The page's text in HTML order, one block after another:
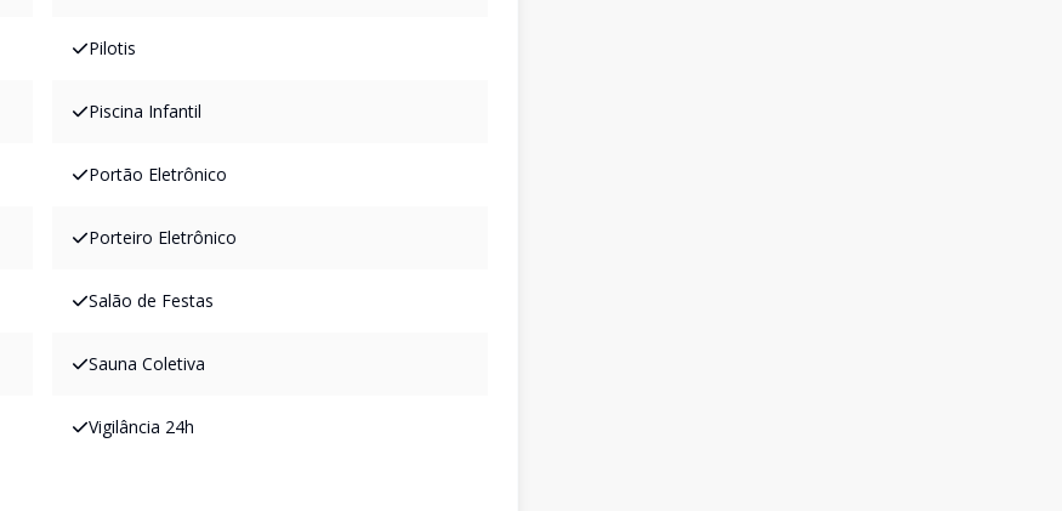
Pilotis
Piscina Infantil
Portão Eletrônico
Porteiro Eletrônico
Salão de Festas
Sauna Coletiva
Vigilância 24h